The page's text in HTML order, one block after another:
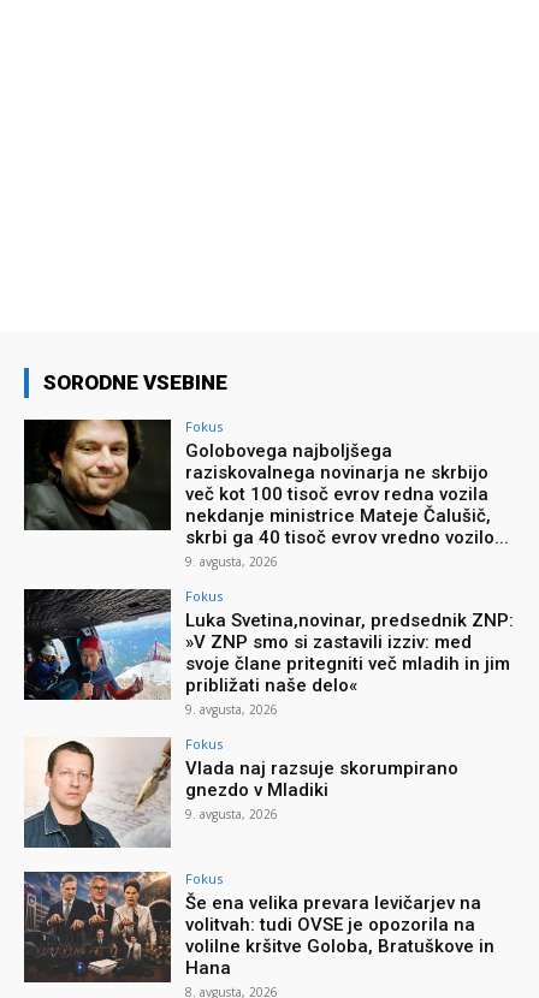
SORODNE VSEBINE
Fokus
Golobovega najboljšega
raziskovalnega novinarja ne skrbijo
več kot 100 tisoč evrov redna vozila
nekdanje ministrice Mateje Čalušič,
skrbi ga 40 tisoč evrov vredno vozilo...
9. avgusta, 2026
Fokus
Luka Svetina,novinar, predsednik ZNP:
»V ZNP smo si zastavili izziv: med
svoje člane pritegniti več mladih in jim
približati naše delo«
9. avgusta, 2026
Fokus
Vlada naj razsuje skorumpirano
gnezdo v Mladiki
9. avgusta, 2026
Fokus
Še ena velika prevara levičarjev na
volitvah: tudi OVSE je opozorila na
volilne kršitve Goloba, Bratuškove in
Hana
8. avgusta, 2026